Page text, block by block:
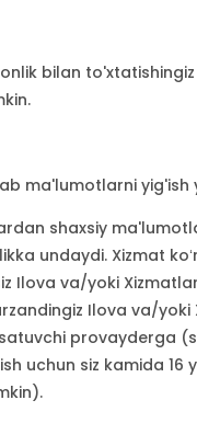
bilan
ma'lumotlarni yig'ish
shaxsiy
undaydi. Xizmat
Ilova va/yoki
Ilova va/
uchun siz kamida